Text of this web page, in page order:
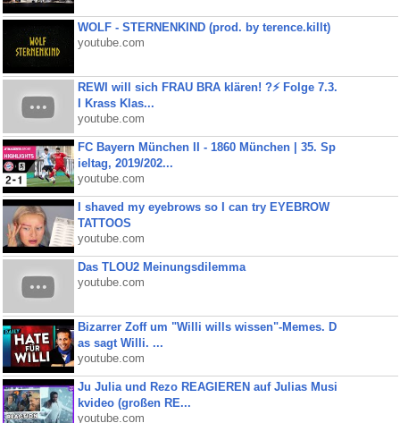
WOLF - STERNENKIND (prod. by terence.killt)
youtube.com
REWI will sich FRAU BRA klären! ?⚡️ Folge 7.3.
I Krass Klas...
youtube.com
FC Bayern München II - 1860 München | 35. Sp
ieltag, 2019/202...
youtube.com
I shaved my eyebrows so I can try EYEBROW
TATTOOS
youtube.com
Das TLOU2 Meinungsdilemma
youtube.com
Bizarrer Zoff um "Willi wills wissen"-Memes. D
as sagt Willi. ...
youtube.com
Ju Julia und Rezo REAGIEREN auf Julias Musi
kvideo (großen RE...
youtube.com